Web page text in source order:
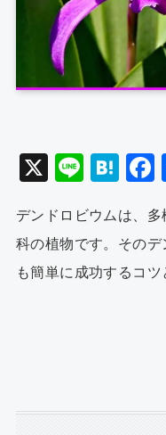
X
Li
e
H
e
n
a
デンドロビウムは、
科の植物です。その
も簡単に成功するコツ